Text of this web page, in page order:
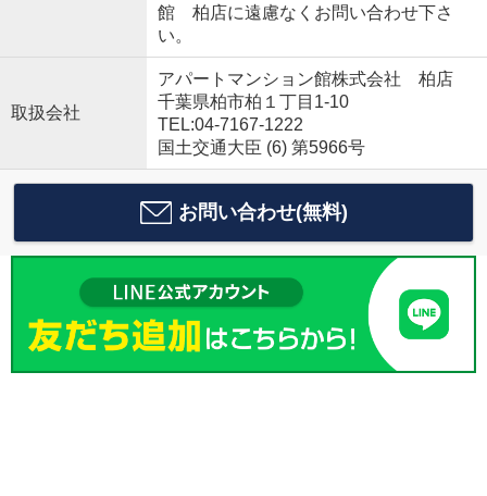
館 柏店に遠慮なくお問い合わせ下さ
い。
取扱会社
アパートマンション館株式会社 柏店
千葉県柏市柏１丁目1-10
TEL:04-7167-1222
国土交通大臣 (6) 第5966号
お問い合わせ(無料)